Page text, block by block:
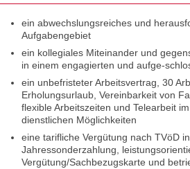
ein abwechslungsreiches und
Aufgabengebiet
ein kollegiales Miteinander und
in einem engagierten und aufge-
ein unbefristeter Arbeitsvertrag, 30
Erholungsurlaub, Vereinbarkeit von
flexible Arbeitszeiten und Telearbeit
dienstlichen Möglichkeiten
eine tarifliche Vergütung nach TVöD
Jahressonderzahlung,
Vergütung/Sachbezugskarte und